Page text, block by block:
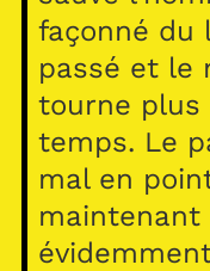
façonné du
passé et le
tourne plus
temps. Le
mal en
maintenant